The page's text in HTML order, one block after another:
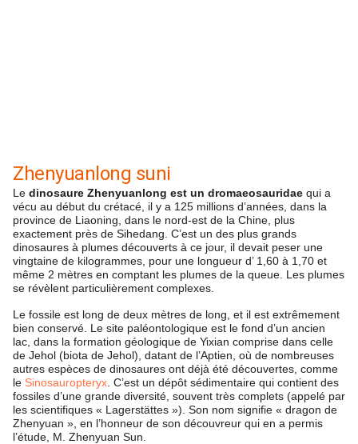
Zhenyuanlong suni
Le dinosaure Zhenyuanlong est un dromaeosauridae qui a
vécu au début du crétacé, il y a 125 millions d’années, dans la
province de Liaoning, dans le nord-est de la Chine, plus
exactement près de Sihedang. C’est un des plus grands
dinosaures à plumes découverts à ce jour, il devait peser une
vingtaine de kilogrammes, pour une longueur d’ 1,60 à 1,70 et
même 2 mètres en comptant les plumes de la queue. Les plumes
se révèlent particulièrement complexes.
Le fossile est long de deux mètres de long, et il est extrêmement
bien conservé. Le site paléontologique est le fond d’un ancien
lac, dans la formation géologique de Yixian comprise dans celle
de Jehol (biota de Jehol), datant de l’Aptien, où de nombreuses
autres espèces de dinosaures ont déjà été découvertes, comme
le Sinosauropteryx . C’est un dépôt sédimentaire qui contient des
fossiles d’une grande diversité, souvent très complets (appelé par
les scientifiques « Lagerstättes »). Son nom signifie « dragon de
Zhenyuan », en l’honneur de son découvreur qui en a permis
l’étude, M. Zhenyuan Sun.